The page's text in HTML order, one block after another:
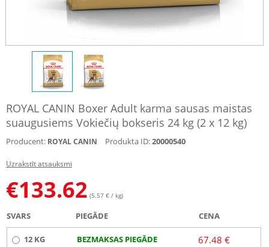
ROYAL CANIN Boxer Adult karma sausas maistas
suaugusiems Vokiečių bokseris 24 kg (2 x 12 kg)
Producent: ROYAL CANIN Produkta ID:20000540
Uzrakstīt atsauksmi
€133.62 (5.57 € / kg)
SVARS PIEGĀDE CENA
12 KG BEZMAKSAS PIEGĀDE 67.48 €